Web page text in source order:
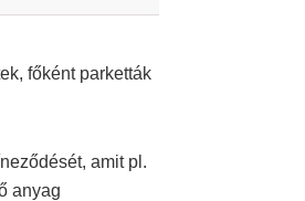
főként parketták
amit pl.
anyag